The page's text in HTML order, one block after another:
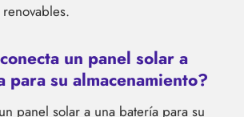
un panel solar a
para su almacenamiento?
panel solar a una batería para su